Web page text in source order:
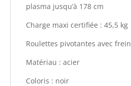
plasma jusqu’à 178 cm
Charge maxi certifiée : 45,5 kg
Roulettes pivotantes avec frein
Matériau : acier
Coloris : noir